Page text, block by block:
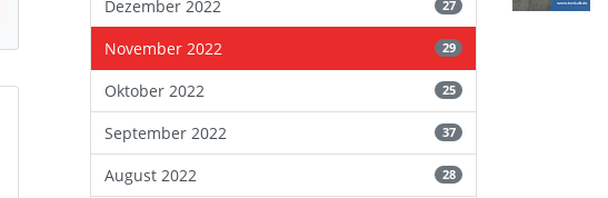
Dezember 2022
27
November 2022 29
Oktober 2022 25
September 2022 37
August 2022 28